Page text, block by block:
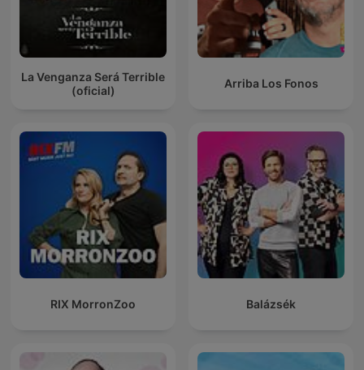
La Venganza Será Terrible
(oficial)
Arriba Los Fonos
RIX MorronZoo Balázsék